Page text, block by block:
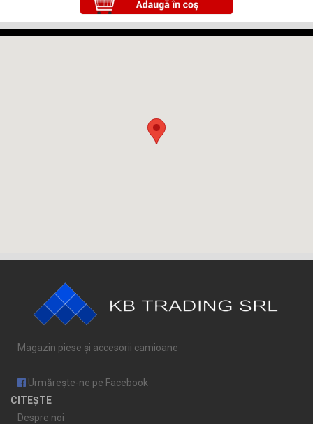
Magazin piese și accesorii camioane
Urmărește-ne pe Facebook
CITEȘTE
Despre noi